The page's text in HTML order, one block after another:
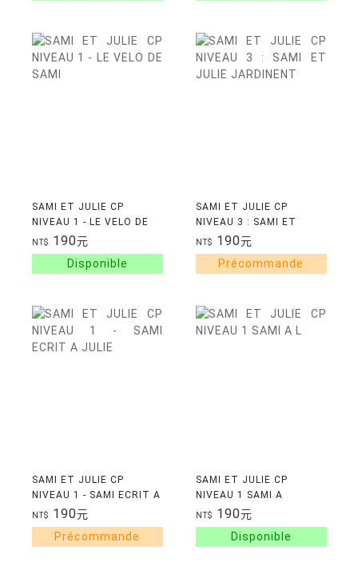
SAMI ET JULIE CP
NIVEAU 1 - LE VELO DE
SAMI
NT$ 190元
SAMI ET JULIE CP
NIVEAU 3 : SAMI ET
JULIE JARDINENT
NT$ 190元
SAMI ET JULIE CP
NIVEAU 1 - SAMI ECRIT A
JULIE
NT$ 190元
SAMI ET JULIE CP
NIVEAU 1 SAMI A
L'HOPITAL
NT$ 190元